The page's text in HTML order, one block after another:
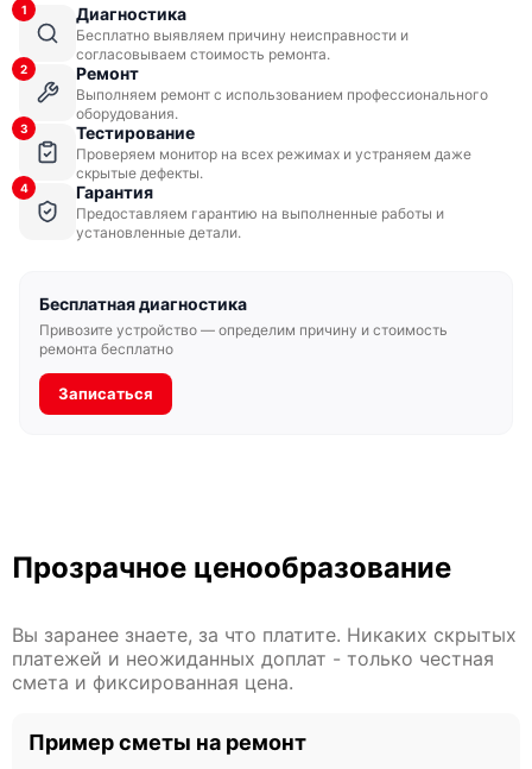
1 Диагностика
Бесплатно выявляем причину неисправности и
согласовываем стоимость ремонта.
2 Ремонт
Выполняем ремонт с использованием профессионального
оборудования.
3 Тестирование
Проверяем монитор на всех режимах и устраняем даже
скрытые дефекты.
4 Гарантия
Предоставляем гарантию на выполненные работы и
установленные детали.
Бесплатная диагностика
Привозите устройство — определим причину и стоимость
ремонта бесплатно
Записаться
Прозрачное ценообразование
Вы заранее знаете, за что платите. Никаких скрытых
платежей и неожиданных доплат - только честная
смета и фиксированная цена.
Пример сметы на ремонт